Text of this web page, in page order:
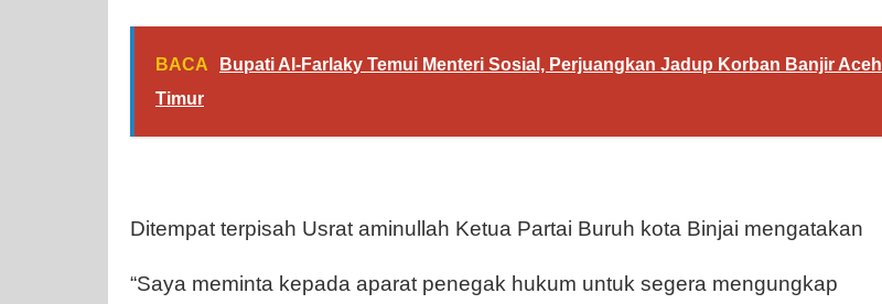
BACA
Bupati Al-Farlaky Temui Menteri Sosial, Perjuangkan Jadup Korban Banjir Aceh
Timur
Ditempat terpisah Usrat aminullah Ketua Partai Buruh kota Binjai mengatakan
“Saya meminta kepada aparat penegak hukum untuk segera mengungkap